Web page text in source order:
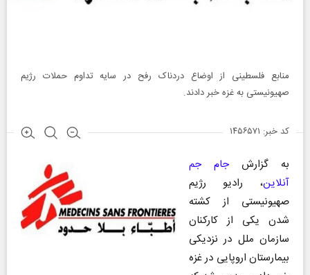
منابع فلسطینی از اوضاع دردناک رفح در سایه تداوم حملات رژیم
صهیونیستی به غزه خبر دادند.
کد خبر: ۱۴۵۶۵۷۱
به گزارشجام جم
آنلاین، رادیو رژیم
صهیونیستی از کشته
شدن یکی از کارکنان
سازمان ملل در نزدیکی
بیمارستان اروپایی در غزه